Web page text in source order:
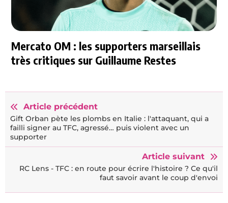
Mercato OM : les supporters marseillais
très critiques sur Guillaume Restes
Article précédent
Gift Orban pète les plombs en Italie : l'attaquant, qui a
failli signer au TFC, agressé… puis violent avec un
supporter
Article suivant
RC Lens - TFC : en route pour écrire l'histoire ? Ce qu'il
faut savoir avant le coup d'envoi